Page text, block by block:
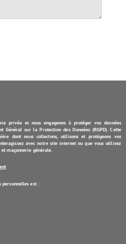
privée et nous engageons à protéger vos données
Général sur la Protection des Données (RGPD). Cette
dont nous collectons, utilisons et protégeons vos
avec notre site internet ou que vous utilisez
maçonnerie générale.
personnelles est :